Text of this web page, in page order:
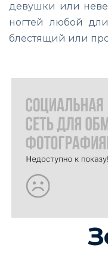
девушки или
ногтей любой
блестящий или